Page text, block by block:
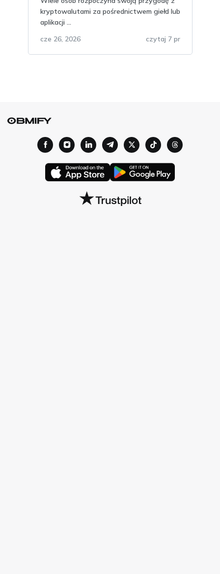
dlaczego nie należy jej
przechowywać w
telegramie?
kryptowalutami za pośrednictwem giełd lub
aplikacji ...
cze 26, 2026
czytaj 7 pr